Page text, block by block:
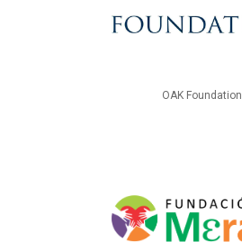
OAK Foundation